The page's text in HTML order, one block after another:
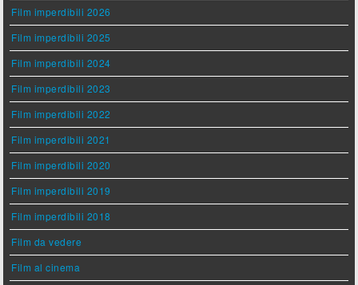
Film imperdibili 2026
Film imperdibili 2025
Film imperdibili 2024
Film imperdibili 2023
Film imperdibili 2022
Film imperdibili 2021
Film imperdibili 2020
Film imperdibili 2019
Film imperdibili 2018
Film da vedere
Film al cinema